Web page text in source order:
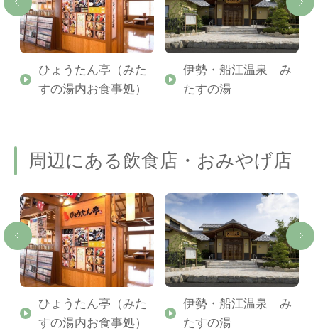
ひょうたん亭（みた
すの湯内お食事処）
伊勢・船江温泉 み
たすの湯
周辺にある飲食店・おみやげ店
ひょうたん亭（みた
すの湯内お食事処）
伊勢・船江温泉 み
たすの湯